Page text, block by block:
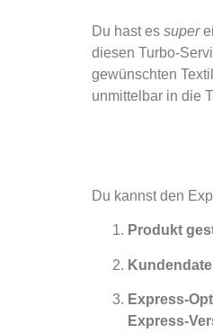
Du hast es super
diesen Turbo-
gewünschten
unmittelbar in die
Du kannst den
Produkt
Express-
Express-